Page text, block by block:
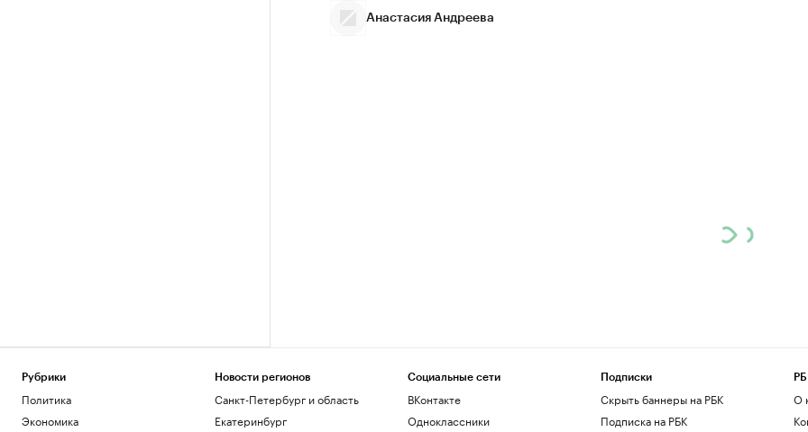
Анастасия Андреева
Рубрики
Политика
Экономика
Новости регионов
Санкт-Петербург и область
Екатеринбург
Социальные сети
ВКонтакте
Одноклассники
Подписки
Скрыть баннеры на РБК
Подписка на РБК
О